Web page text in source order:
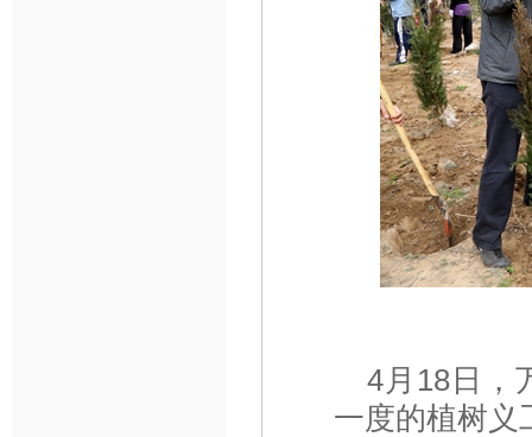
4月18日，
一度的植树义